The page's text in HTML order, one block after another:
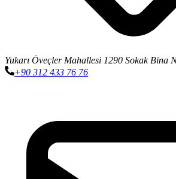
Yukarı Öveçler Mahallesi 1290 Sokak Bina
+90 312 433 76 76